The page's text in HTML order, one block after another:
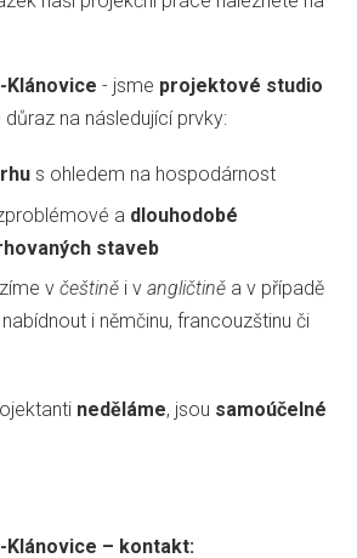
- jsme projektové studio
na následující prvky:
s ohledem na hospodárnost
a dlouhodobé
staveb
včeštině i vangličtině a v případě
i němčinu, francouzštinu či
neděláme, jsou samoúčelné
Klánovice – kontakt: